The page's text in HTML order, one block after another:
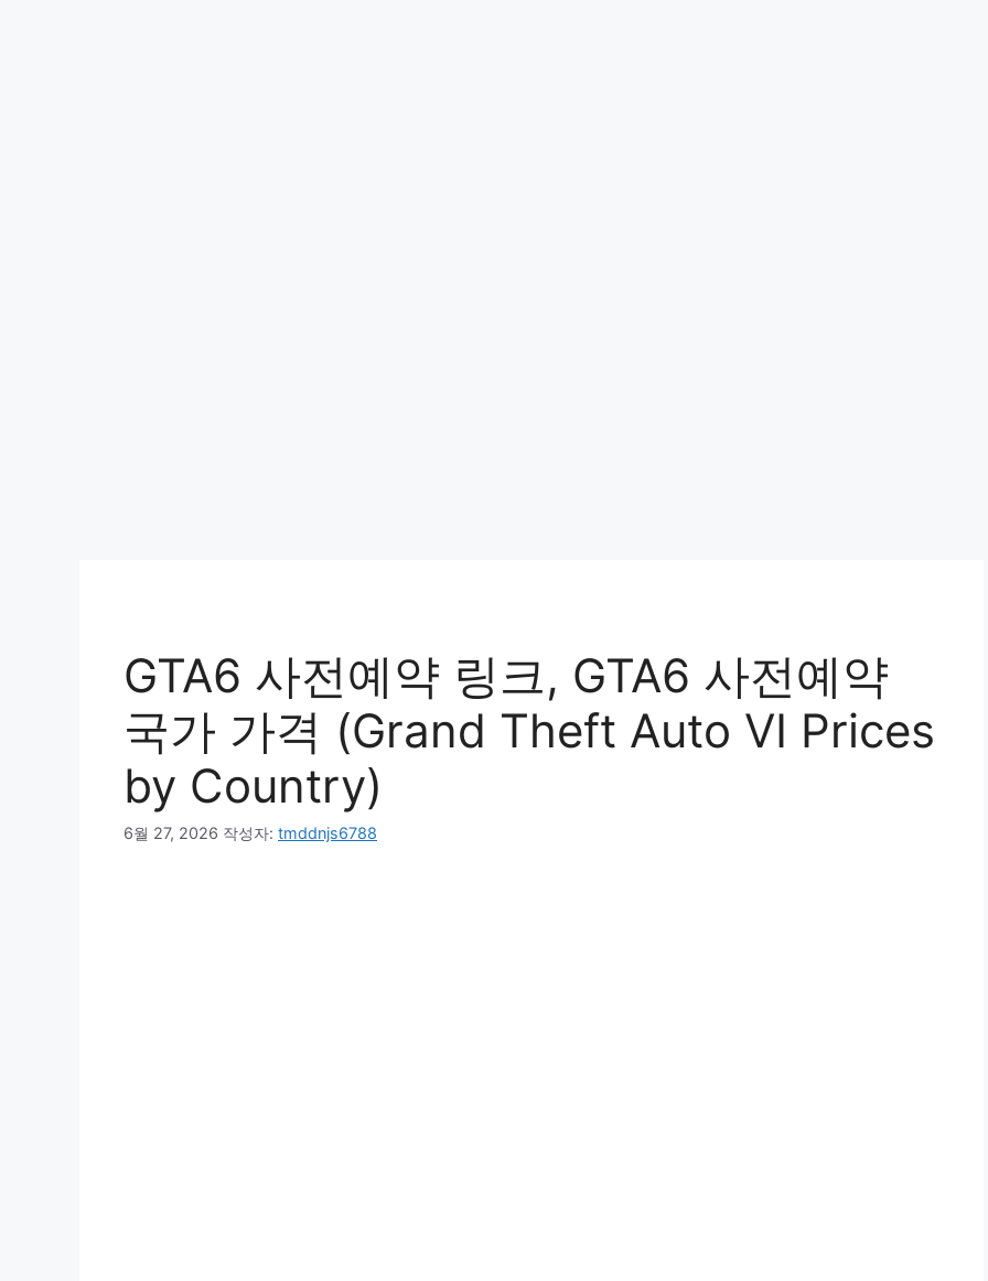
GTA6 사전예약 링크, GTA6 사전예약
국가 가격 (Grand Theft Auto VI Prices
by Country)
6월 27, 2026 작성자: tmddnjs6788